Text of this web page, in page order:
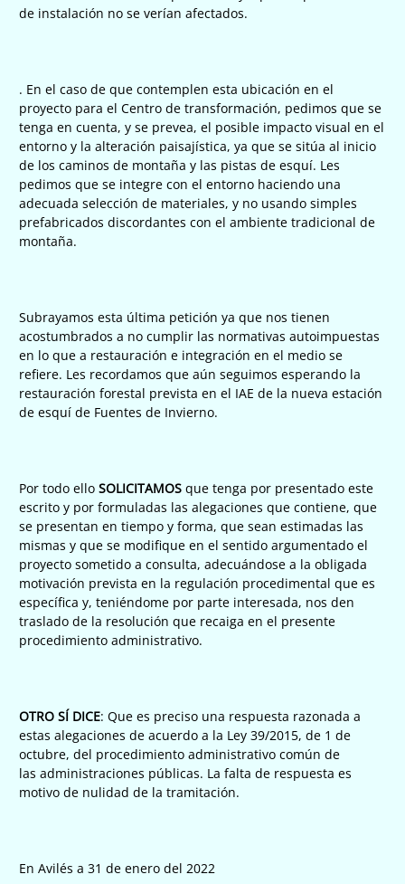
de instalación no se verían afectados.
. En el caso de que contemplen esta ubicación en el
proyecto para el Centro de transformación, pedimos que se
tenga en cuenta, y se prevea, el posible impacto visual en el
entorno y la alteración paisajística, ya que se sitúa al inicio
de los caminos de montaña y las pistas de esquí. Les
pedimos que se integre con el entorno haciendo una
adecuada selección de materiales, y no usando simples
prefabricados discordantes con el ambiente tradicional de
montaña.
Subrayamos esta última petición ya que nos tienen
acostumbrados a no cumplir las normativas autoimpuestas
en lo que a restauración e integración en el medio se
refiere. Les recordamos que aún seguimos esperando la
restauración forestal prevista en el IAE de la nueva estación
de esquí de Fuentes de Invierno.
Por todo ello SOLICITAMOS que tenga por presentado este
escrito y por formuladas las alegaciones que contiene, que
se presentan en tiempo y forma, que sean estimadas las
mismas y que se modifique en el sentido argumentado el
proyecto sometido a consulta, adecuándose a la obligada
motivación prevista en la regulación procedimental que es
específica y, teniéndome por parte interesada, nos den
traslado de la resolución que recaiga en el presente
procedimiento administrativo.
OTRO SÍ DICE: Que es preciso una respuesta razonada a
estas alegaciones de acuerdo a la Ley 39/2015, de 1 de
octubre, del procedimiento administrativo común de
las administraciones públicas. La falta de respuesta es
motivo de nulidad de la tramitación.
En Avilés a 31 de enero del 2022